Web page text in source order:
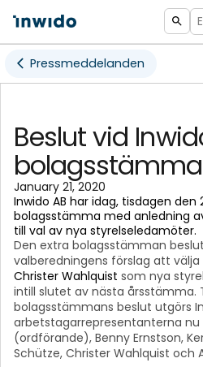
Pressmeddelanden
Beslut vid
bolagsstämma
January 21, 2020
Inwido AB har idag, tisdagen den
bolagsstämma med anledning
till val av nya styrelseledamöter.
Den extra bolagsstämman
valberedningens förslag att välja
Christer Wahlquist som nya
intill slutet av nästa årsstämma.
bolagsstämmans beslut utgörs
arbetstagarrepresentanterna nu
(ordförande), Benny Ernstson,
Schütze, Christer Wahlquist och